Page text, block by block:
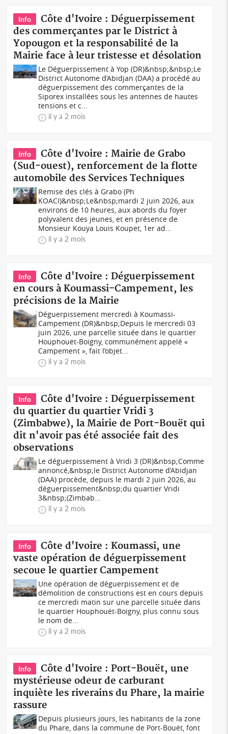
Info
Côte d'Ivoire : Déguerpissement
des commerçantes par le District à
Yopougon et la responsabilité de la
Mairie face à leur tristesse et désolation
Le Déguerpissement à Yop (DR)&nbsp;&nbsp;Le
District Autonome d’Abidjan (DAA) a procédé au
déguerpissement des commerçantes de la
Siporex installées sous les antennes de hautes
tensions et c...
il y a 2 mois
Info
Côte d'Ivoire : Mairie de Grabo
(Sud-ouest), renforcement de la flotte
automobile des Services Techniques
Remise des clés à Grabo (Ph
KOACI)&nbsp;Le&nbsp;mardi 2 juin 2026, aux
environs de 10 heures, aux abords du foyer
polyvalent des jeunes, et en présence de
Monsieur Kouya Louis Koupet, 1er ad...
il y a 2 mois
Info
Côte d'Ivoire : Déguerpissement
en cours à Koumassi-Campement, les
précisions de la Mairie
Déguerpissement mercredi à Koumassi-
Campement (DR)&nbsp;Depuis le mercredi 03
juin 2026, une parcelle située dans le quartier
Houphouët-Boigny, communément appelé «
Campement », fait l’objet...
il y a 2 mois
Info
Côte d'Ivoire : Déguerpissement
du quartier du quartier Vridi 3
(Zimbabwe), la Mairie de Port-Bouët qui
dit n'avoir pas été associée fait des
observations
Le déguerpissement à Vridi 3 (DR)&nbsp;Comme
annoncé,&nbsp;le District Autonome d’Abidjan
(DAA) procède, depuis le mardi 2 juin 2026, au
déguerpissement&nbsp;du quartier Vridi
3&nbsp;(Zimbab...
il y a 2 mois
Info
Côte d'Ivoire : Koumassi, une
vaste opération de déguerpissement
secoue le quartier Campement
Une opération de déguerpissement et de
démolition de constructions est en cours depuis
ce mercredi matin sur une parcelle située dans
le quartier Houphouët-Boigny, plus connu sous
le nom de...
il y a 2 mois
Info
Côte d'Ivoire : Port-Bouët, une
mystérieuse odeur de carburant
inquiète les riverains du Phare, la mairie
rassure
Depuis plusieurs jours, les habitants de la zone
du Phare, dans la commune de Port-Bouët, font